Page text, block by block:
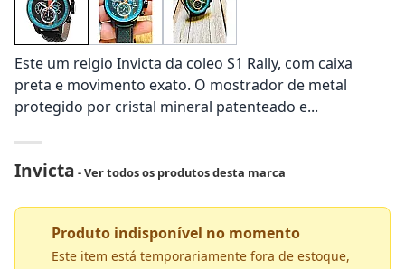
Este um relgio Invicta da coleo S1 Rally, com caixa
preta e movimento exato. O mostrador de metal
protegido por cristal mineral patenteado e...
Invicta - Ver todos os produtos desta marca
Produto indisponível no momento
Este item está temporariamente fora de estoque,